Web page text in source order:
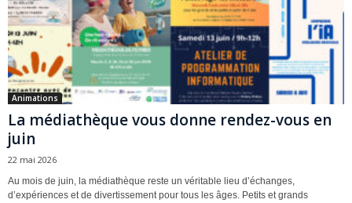
Animations
La médiathèque vous donne rendez-vous en
juin
22 mai 2026
Au mois de juin, la médiathèque reste un véritable lieu d’échanges,
d’expériences et de divertissement pour tous les âges. Petits et grands